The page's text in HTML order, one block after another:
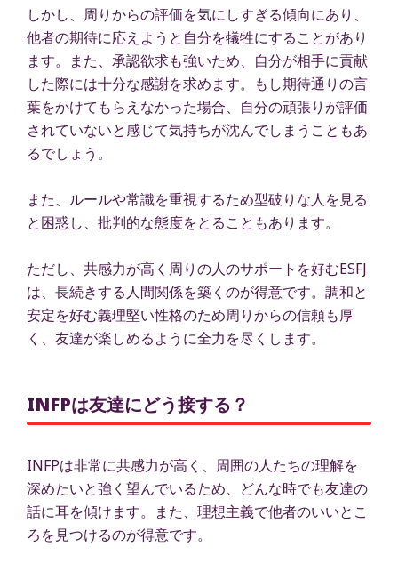
しかし、周りからの評価を気にしすぎる傾向にあり、
他者の期待に応えようと自分を犠牲にすることがあり
ます。また、承認欲求も強いため、自分が相手に貢献
した際には十分な感謝を求めます。もし期待通りの言
葉をかけてもらえなかった場合、自分の頑張りが評価
されていないと感じて気持ちが沈んでしまうこともあ
るでしょう。
また、ルールや常識を重視するため型破りな人を見る
と困惑し、批判的な態度をとることもあります。
ただし、共感力が高く周りの人のサポートを好むESFJ
は、長続きする人間関係を築くのが得意です。調和と
安定を好む義理堅い性格のため周りからの信頼も厚
く、友達が楽しめるように全力を尽くします。
INFPは友達にどう接する？
INFPは非常に共感力が高く、周囲の人たちの理解を
深めたいと強く望んでいるため、どんな時でも友達の
話に耳を傾けます。また、理想主義で他者のいいとこ
ろを見つけるのが得意です。